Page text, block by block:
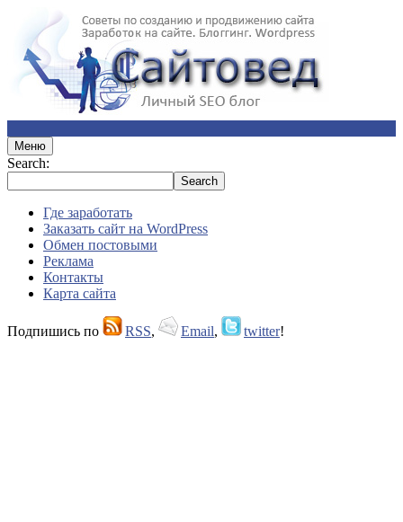
Меню
Search:
Где заработать
Заказать сайт на WordPress
Обмен постовыми
Реклама
Контакты
Карта сайта
Подпишись по RSS, Email, twitter!